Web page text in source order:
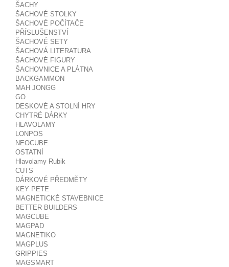
ŠACHY
ŠACHOVÉ STOLKY
ŠACHOVÉ POČÍTAČE
PŘÍSLUŠENSTVÍ
ŠACHOVÉ SETY
ŠACHOVÁ LITERATURA
ŠACHOVÉ FIGURY
ŠACHOVNICE A PLÁTNA
BACKGAMMON
MAH JONGG
GO
DESKOVÉ A STOLNÍ HRY
CHYTRÉ DÁRKY
HLAVOLAMY
LONPOS
NEOCUBE
OSTATNÍ
Hlavolamy Rubik
CUTS
DÁRKOVÉ PŘEDMĚTY
KEY PETE
MAGNETICKÉ STAVEBNICE
BETTER BUILDERS
MAGCUBE
MAGPAD
MAGNETIKO
MAGPLUS
GRIPPIES
MAGSMART